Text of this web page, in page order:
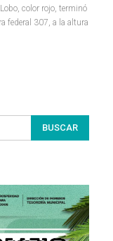
color rojo, terminó
federal 307, a la altura